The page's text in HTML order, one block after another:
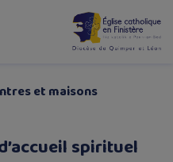
et maisons
spirituel